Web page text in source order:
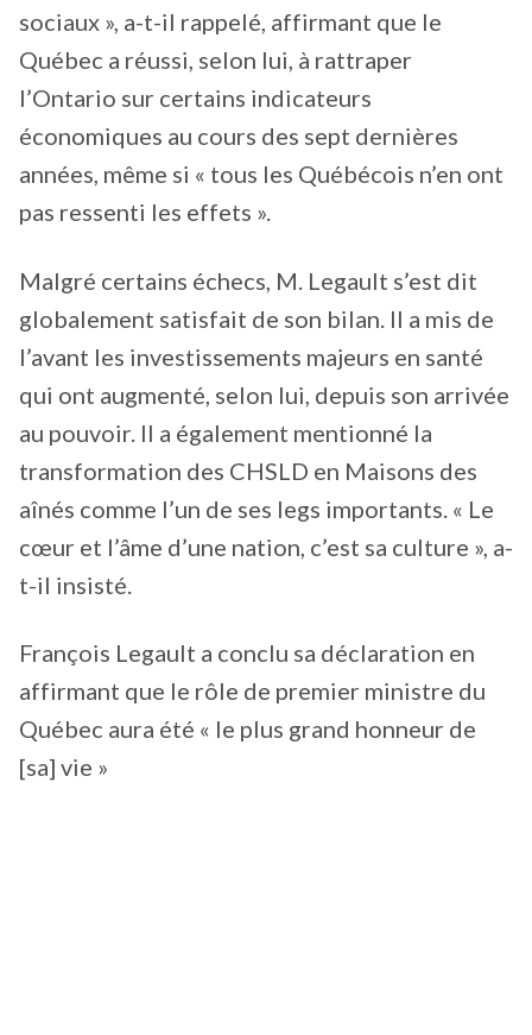
sociaux », a-t-il rappelé, affirmant que le
Québec a réussi, selon lui, à rattraper
l’Ontario sur certains indicateurs
économiques au cours des sept dernières
années, même si « tous les Québécois n’en ont
pas ressenti les effets ».
Malgré certains échecs, M. Legault s’est dit
globalement satisfait de son bilan. Il a mis de
l’avant les investissements majeurs en santé
qui ont augmenté, selon lui, depuis son arrivée
au pouvoir. Il a également mentionné la
transformation des CHSLD en Maisons des
aînés comme l’un de ses legs importants. « Le
cœur et l’âme d’une nation, c’est sa culture », a-
t-il insisté.
François Legault a conclu sa déclaration en
affirmant que le rôle de premier ministre du
Québec aura été « le plus grand honneur de
[sa] vie »